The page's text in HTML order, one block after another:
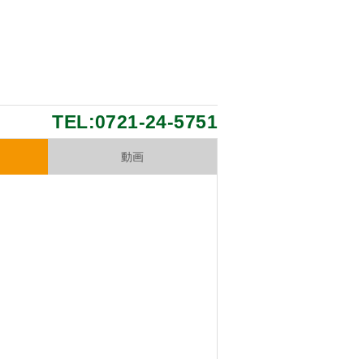
TEL:0721-24-5751
動画